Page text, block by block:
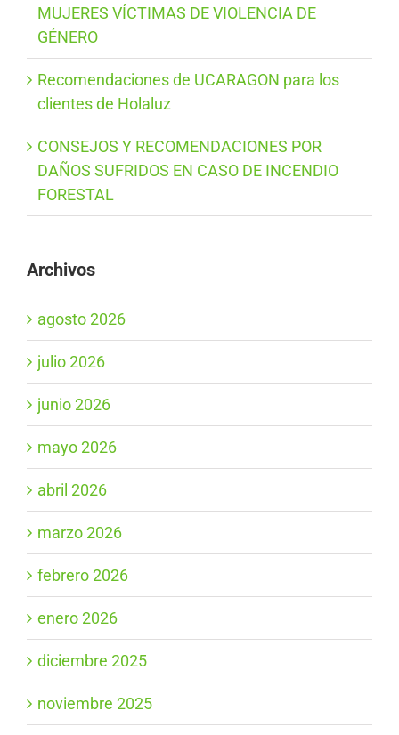
MUJERES VÍCTIMAS DE VIOLENCIA DE
GÉNERO
Recomendaciones de UCARAGON para los
clientes de Holaluz
CONSEJOS Y RECOMENDACIONES POR
DAÑOS SUFRIDOS EN CASO DE INCENDIO
FORESTAL
Archivos
agosto 2026
julio 2026
junio 2026
mayo 2026
abril 2026
marzo 2026
febrero 2026
enero 2026
diciembre 2025
noviembre 2025